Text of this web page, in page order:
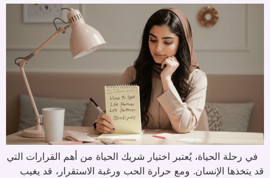
في رحلة الحياة، يُعتبر اختيار شريك الحياة من أهم القرارات التي
قد يتخذها الإنسان. ومع حرارة الحب ورغبة الاستقرار، قد يغيب